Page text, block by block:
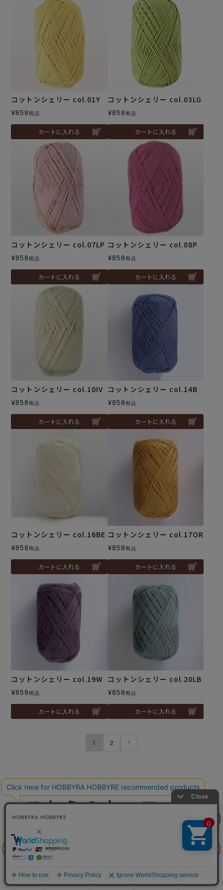
商品を探す 手芸を学ぶ ガイド 店舗情報 ログイン
前に戻る
フェア
コットンシェリー col.01Y
¥858税込
カートに入れる
コットンシェリー col.03LG
¥858税込
カートに入れる
コットンシェリー col.07LP
¥858税込
カートに入れる
コットンシェリー col.08P
¥858税込
カートに入れる
コットンシェリー col.10IV
¥858税込
カートに入れる
コットンシェリー col.14B
¥858税込
カートに入れる
コットンシェリー col.16BE
¥858税込
カートに入れる
コットンシェリー col.17OR
¥858税込
カートに入れる
コットンシェリー col.19W
¥858税込
カートに入れる
コットンシェリー col.20LB
¥858税込
カートに入れる
1 2
こちらのキーワード
もおすすめ
前に戻る
フェア